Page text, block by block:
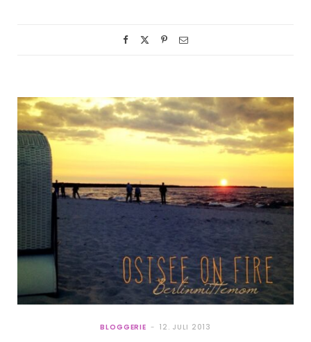
BLOGGERIE 12. JULI 2013